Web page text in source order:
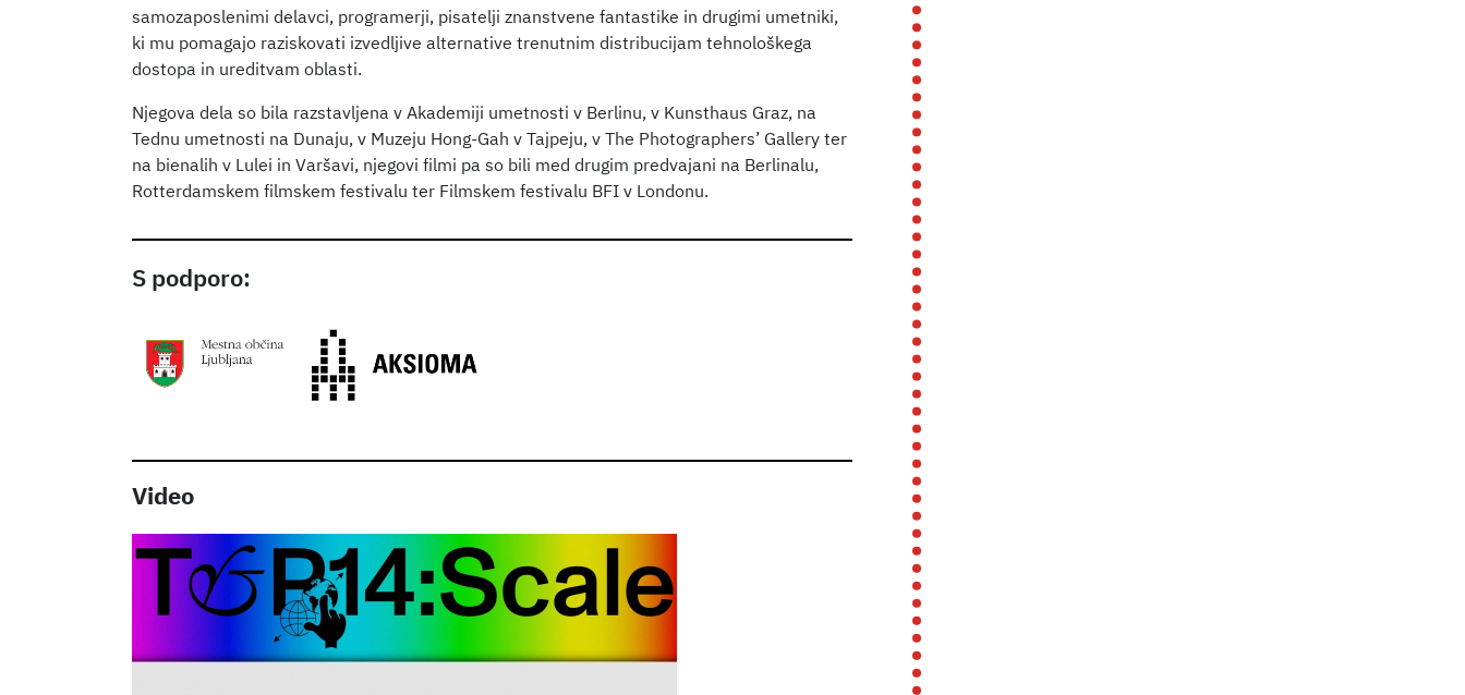
Video
samozaposlenimi delavci, programerji, pisatelji znanstvene fantastike in drugimi umetniki,
ki mu pomagajo raziskovati izvedljive alternative trenutnim distribucijam tehnološkega
dostopa in ureditvam oblasti.
Njegova dela so bila razstavljena v Akademiji umetnosti v Berlinu, v Kunsthaus Graz, na
Tednu umetnosti na Dunaju, v Muzeju Hong-Gah v Tajpeju, v The Photographers’ Gallery ter
na bienalih v Lulei in Varšavi, njegovi filmi pa so bili med drugim predvajani na Berlinalu,
Rotterdamskem filmskem festivalu ter Filmskem festivalu BFI v Londonu.
S podporo: